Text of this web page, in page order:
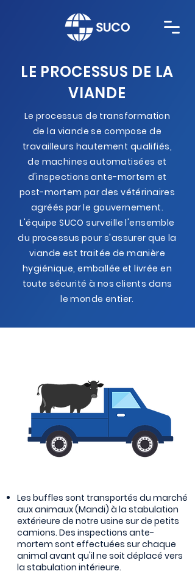
LE PROCESSUS DE LA
VIANDE
Le processus de transformation
de la viande se compose de
travailleurs hautement qualifiés,
de machines automatisées et
d'inspections ante-mortem et
post-mortem par des vétérinaires
agréés par le gouvernement.
L'équipe SUCO surveille l'ensemble
du processus pour s'assurer que la
viande est traitée de manière
hygiénique, emballée et livrée en
toute sécurité à nos clients dans
le monde entier.
Les buffles sont transportés du marché
aux animaux (Mandi) à la stabulation
extérieure de notre usine sur de petits
camions. Des inspections ante-
mortem sont effectuées sur chaque
animal avant qu'il ne soit déplacé vers
la stabulation intérieure.